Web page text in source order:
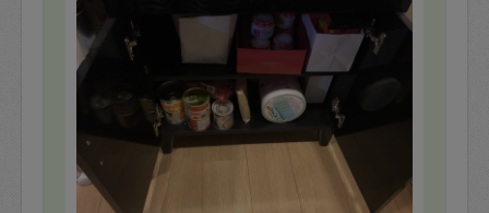
クローゼットの整理続き
■収納
キッチン周り
テレビ台の周辺の整理
沢山頼んでしまって申し訳なかったのですが、
たんたんとこなして頂きました。
これで安心して来客を迎えられそうです。
有難うございました。
良いご縁があって本当に良かったです。
これからもよろしくお願いいたします。